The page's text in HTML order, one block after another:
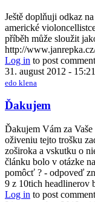
Ještě doplňuji odkaz
americké
příběh může sloužit
http://
Log in to post
31. august 2012 - 15:21
edo klena
Ďakujem
Ďakujem Vám za
oživeniu tejto trošku
zoširoka a vskutku o
článku bolo v otázke
pomôcť ? - odpoveď
9 z 10tich headlinerov
Log in to post